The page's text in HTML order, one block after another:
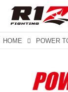
HOME